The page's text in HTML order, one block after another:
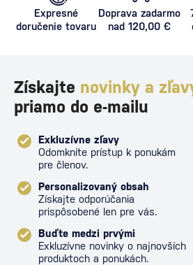
Expresné
doručenie tovaru
Doprava zadarmo
nad 120,00 €
Získajte novinky a
priamo do e-mailu
Exkluzívne zľavy
Odomknite prístup k ponukám
pre členov.
Personalizovaný obsah
Získajte odporúčania
prispôsobené len pre vás.
Buďte medzi prvými
Exkluzívne novinky o najnovších
produktoch a ponukách.